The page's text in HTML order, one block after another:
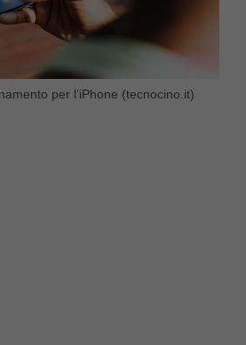
per l’iPhone (tecnocino.it)